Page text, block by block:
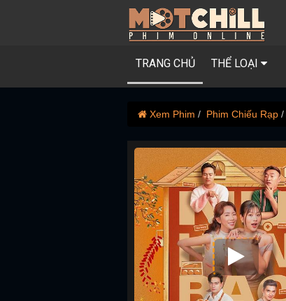
TRANG CHỦ THỂ LOẠI
Xem Phim Phim Chiếu Rạp